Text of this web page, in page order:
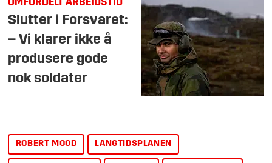
OMFORDELT ARBEIDSTID
Slutter i Forsvaret:
– Vi klarer ikke å
produsere gode
nok soldater
ROBERT MOOD LANGTIDSPLANEN